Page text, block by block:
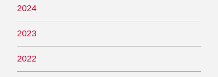
2024
2023
2022